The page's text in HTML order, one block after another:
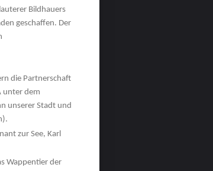
Bildhauers
geschaffen. Der
die Partnerschaft
unter dem
unserer Stadt und
zur See, Karl
Wappentier der